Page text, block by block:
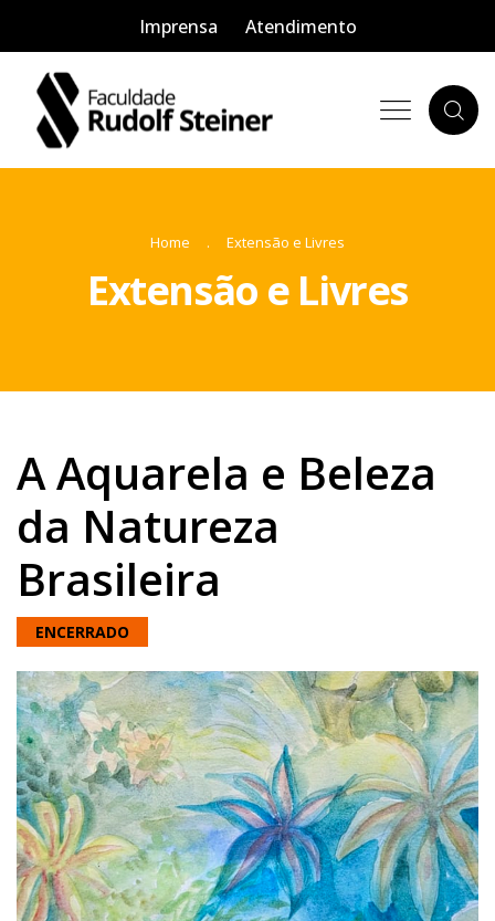
Imprensa Atendimento
Home Extensão e Livres
Extensão e Livres
A Aquarela e Beleza
da Natureza
Brasileira
ENCERRADO